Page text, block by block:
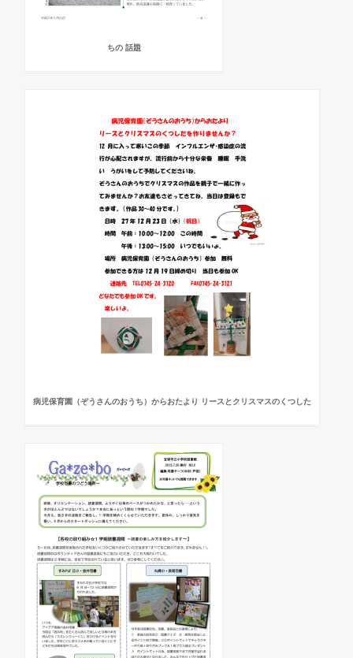
ちの 話題
病児保育園（ぞうさんのおうち）からおたより リースとクリスマスのくつした